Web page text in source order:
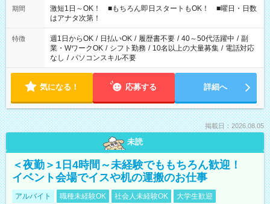
期間
激短1日～OK！ ■もちろん即日スタートもOK！ ■曜日・日数
はアナタ次第！
特徴 週1日からOK / 日払いOK / 履歴書不要 / 40～50代活躍中 / 副
業・WワークOK / シフト勤務 / 10名以上の大量募集 / 電話対応
なし / パソコンスキル不要
気になる！ 応募する 詳細へ
掲載日：2026.08.05
未読
＜夜勤＞1日4時間～未経験でももちろん歓迎！
イベント会場でイスや机の運搬のお仕事
アルバイト 職種未経験OK 社会人未経験OK
大学生歓迎